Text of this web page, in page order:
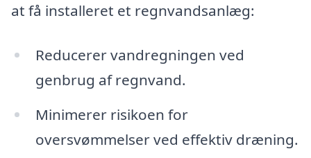
at få installeret et regnvandsanlæg:
Reducerer vandregningen ved
genbrug af regnvand.
Minimerer risikoen for
oversvømmelser ved effektiv dræning.